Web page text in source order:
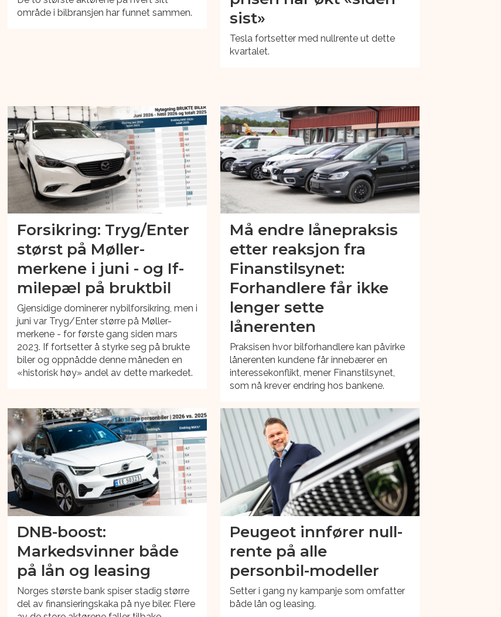
område i bilbransjen har funnet sammen.
sist»
Tesla fortsetter med nullrente ut dette
kvartalet.
Forsikring: Tryg/Enter
størst på Møller-
merkene i juni - og If-
milepæl på bruktbil
Gjensidige dominerer nybilforsikring, men i
juni var Tryg/Enter større på Møller-
merkene - for første gang siden mars
2023. If fortsetter å styrke seg på brukte
biler og oppnådde denne måneden en
«historisk høy» andel av dette markedet.
Må endre lånepraksis
etter reaksjon fra
Finanstilsynet:
Forhandlere får ikke
lenger sette
lånerenten
Praksisen hvor bilforhandlere kan påvirke
lånerenten kundene får innebærer en
interessekonflikt, mener Finanstilsynet,
som nå krever endring hos bankene.
DNB-boost:
Markedsvinner både
på lån og leasing
Norges største bank spiser stadig større
del av finansieringskaka på nye biler. Flere
Peugeot innfører null-
rente på alle
personbil-modeller
Setter i gang ny kampanje som omfatter
både lån og leasing.